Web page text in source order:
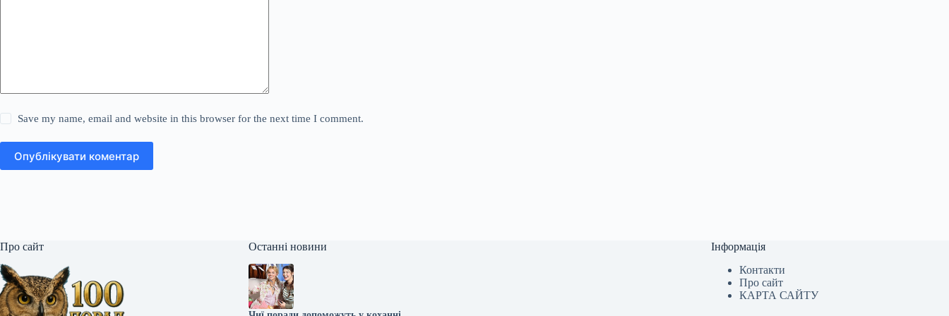
Save my name, email and website in this browser for the next time I comment.
Опублікувати коментар
Про сайт Останні новини
Інформація
Контакти
Про сайт
КАРТА САЙТУ